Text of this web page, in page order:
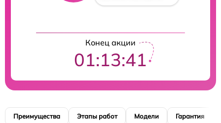
Конец акции
01:13:40
Преимущества Этапы работ Модели Гарантия